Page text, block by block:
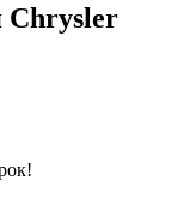
Chrysler